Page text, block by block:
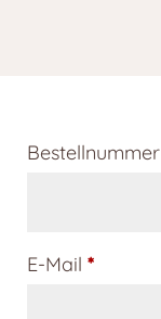
Bestellnummer
E-Mail*